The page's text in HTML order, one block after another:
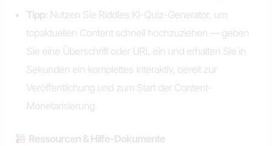
Tipp: Nutzen Sie Riddles KI-Quiz-Generator, um
topaktuellen Content schnell hochzuziehen — geben
Sie eine Überschrift oder URL ein und erhalten Sie in
Sekunden ein komplettes Interaktiv, bereit zur
Veröffentlichung und zum Start der Content-
Monetarisierung.
Ressourcen & Hilfe-Dokumente